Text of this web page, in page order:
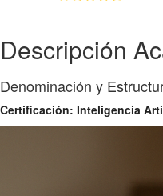
Descripción
Denominación y
Certificación: Inteligencia